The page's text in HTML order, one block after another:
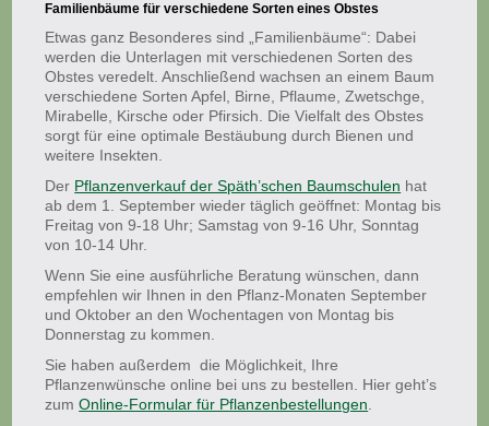
Familienbäume für verschiedene Sorten eines Obstes
Etwas ganz Besonderes sind „Familienbäume“: Dabei
werden die Unterlagen mit verschiedenen Sorten des
Obstes veredelt. Anschließend wachsen an einem Baum
verschiedene Sorten Apfel, Birne, Pflaume, Zwetschge,
Mirabelle, Kirsche oder Pfirsich. Die Vielfalt des Obstes
sorgt für eine optimale Bestäubung durch Bienen und
weitere Insekten.
Der Pflanzenverkauf der Späth’schen Baumschulen hat
ab dem 1. September wieder täglich geöffnet: Montag bis
Freitag von 9-18 Uhr; Samstag von 9-16 Uhr, Sonntag
von 10-14 Uhr.
Wenn Sie eine ausführliche Beratung wünschen, dann
empfehlen wir Ihnen in den Pflanz-Monaten September
und Oktober an den Wochentagen von Montag bis
Donnerstag zu kommen.
Sie haben außerdem die Möglichkeit, Ihre
Pflanzenwünsche online bei uns zu bestellen. Hier geht’s
zumOnline-Formular für Pflanzenbestellungen